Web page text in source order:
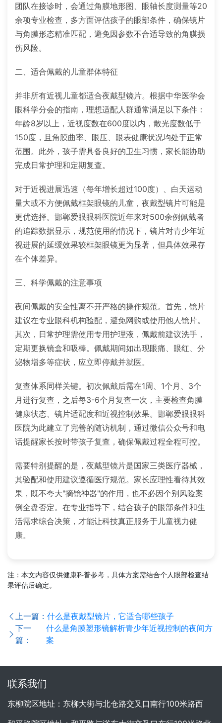
团队在接诊时，会通过角膜地形图、眼轴长度测量等20
余项专业检查，多方面评估孩子的眼部条件，确保镜片
与角膜形态精准匹配，避免因参数不合适导致的角膜损
伤风险。
二、适合佩戴的儿童群体特征
并非所有近视儿童都适合夜戴型镜片。根据中华医学会
眼科学分会的指南，理想适配人群通常满足以下条件：
年龄8岁以上，近视度数在600度以内，散光度数低于
150度，且角膜曲率、眼压、眼表健康状况均处于正常
范围。此外，孩子需具备良好的卫生习惯，家长能协助
完成日常护理和定期复查。
对于近视进展迅速（每年增长超过100度）、白天运动
量大或不方便佩戴框架眼镜的儿童，夜戴型镜片可能是
更优选择。邯郸爱眼眼科医院近年来对500余例佩戴者
的追踪数据显示，规范使用的情况下，镜片对青少年近
视进展的延缓效果较框架眼镜更为显著，但具体效果存
在个体差异。
三、科学佩戴的注意事项
夜间佩戴的安全性离不开严格的操作规范。首先，镜片
建议在专业眼科机构验配，避免网购或使用他人镜片。
其次，日常护理需使用专用护理液，佩戴前建议洗手，
定期更换镜盒和吸棒。佩戴期间如出现眼痛、眼红、分
泌物增多等症状，应立即停戴并就医。
复查体系同样关键。初次佩戴后需在1周、1个月、3个
月进行复查，之后每3-6个月复查一次，主要检查角膜
健康状态、镜片适配度和近视控制效果。邯郸爱眼眼科
医院为此建立了完善的随访机制，通过微信公众号和电
话提醒家长按时带孩子复查，确保佩戴过程全程可控。
需要特别提醒的是，夜戴型镜片是国家三类医疗器械，
其验配和使用建议遵循医疗规范。家长应理性看待其效
果，既不夸大"摘镜神器"的作用，也不必因个别风险案
例全盘否定。在专业指导下，结合孩子的眼部条件和生
活需求综合决策，才能让科技真正服务于儿童视力健
康。
注：本文内容仅供健康科普参考，具体方案需结合个人眼部检查结
果评估后确定。
上一篇： 什么是夜戴型镜片，它适合哪些孩子
下一
篇：
什么是角膜塑形镜解析青少年近视控制的夜间方
案
联系我们
东柳院区地址：东柳大街与北仓路交叉口南行100米路西